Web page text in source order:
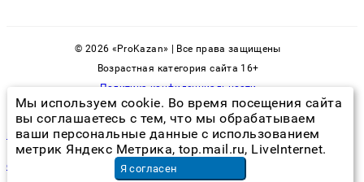
© 2026 «ProKazan» | Все права защищены
Возрастная категория сайта 16+
Политика конфиденциальности
плесень в отсеке для порошка стиральной машины
снос дома и вывоз мусорав Москве
Мы используем cookie. Во время посещения сайта
вы соглашаетесь с тем, что мы обрабатываем
ваши персональные данные с использованием
метрик Яндекс Метрика, top.mail.ru, LiveInternet.
Я согласен